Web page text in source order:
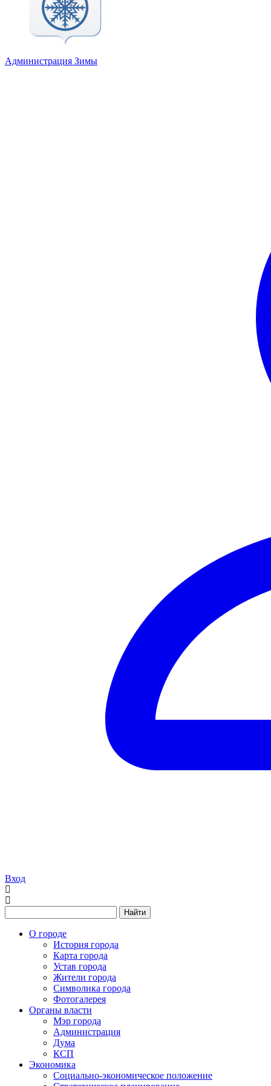
Администрация Зимы
Вход
Найти
О городе
История города
Карта города
Устав города
Жители города
Символика города
Фотогалерея
Органы власти
Мэр города
Администрация
Дума
КСП
Экономика
Социально-экономическое положение